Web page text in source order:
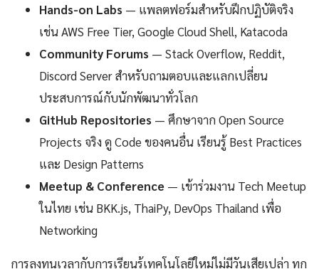
Hands-on Labs — แพลตฟอร์มสำหรับฝึกปฏิบัติจริง
เช่น AWS Free Tier, Google Cloud Shell, Katacoda
Community Forums — Stack Overflow, Reddit,
Discord Server สำหรับถามตอบและแลกเปลี่ยน
ประสบการณ์กับนักพัฒนาทั่วโลก
GitHub Repositories — ศึกษาจาก Open Source
Projects จริง ดู Code ของคนอื่น เรียนรู้ Best Practices
และ Design Patterns
Meetup & Conference — เข้าร่วมงาน Tech Meetup
ในไทย เช่น BKK.js, ThaiPy, DevOps Thailand เพื่อ
Networking
การลงทุนเวลากับการเรียนรู้เทคโนโลยีใหม่ไม่มีวันเสียเปล่า ทุก